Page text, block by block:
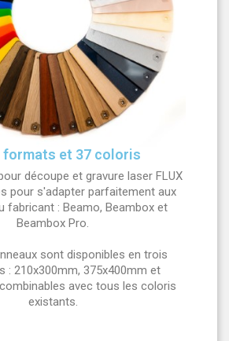
formats et 37 coloris
découpe et gravure laser FLUX
pour s'adapter parfaitement aux
fabricant : Beamo, Beambox et
Beambox Pro.
sont disponibles en trois
: 210x300mm, 375x400mm et
avec tous les coloris
existants.